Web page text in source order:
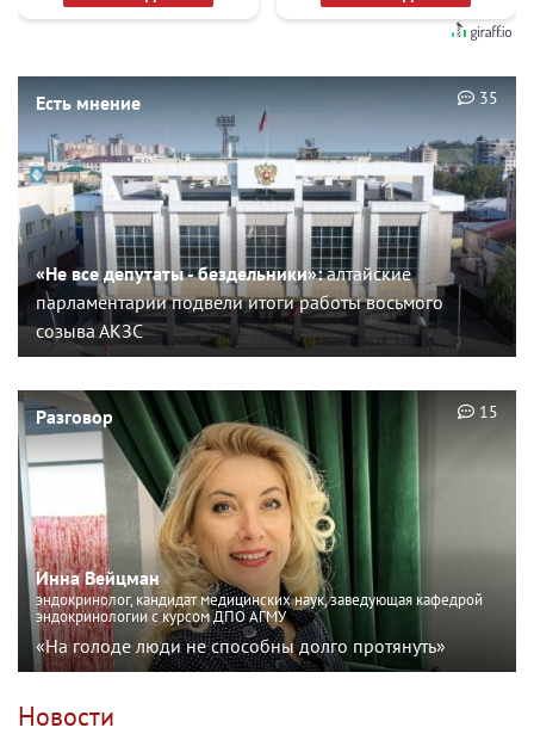
Есть мнение
«Не все депутаты - бездельники»:алтайские
парламентарии подвели итоги работы восьмого
созыва АКЗС
35
Разговор
Инна Вейцман
эндокринолог, кандидат медицинских наук, заведующая кафедрой
эндокринологии с курсом ДПО АГМУ
«На голоде люди не способны долго протянуть»
15
Новости